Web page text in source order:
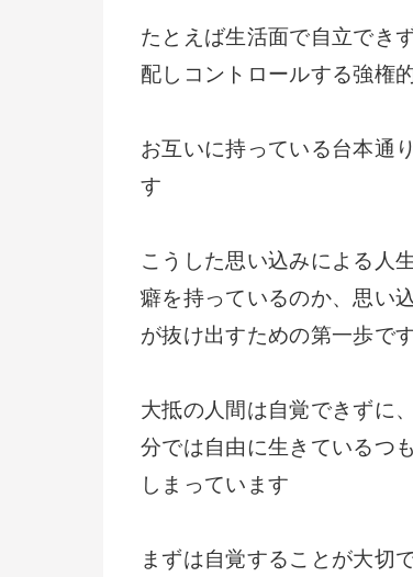
たとえば生活面で自立でき
配しコントロールする強権
お互いに持っている台本通
す
こうした思い込みによる人
癖を持っているのか、思い
が抜け出すための第一歩で
大抵の人間は自覚できずに
分では自由に生きているつ
しまっています
まずは自覚することが大切